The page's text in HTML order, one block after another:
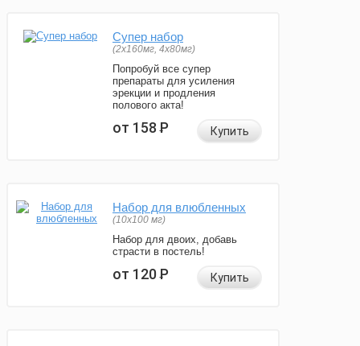
Супер набор
(2х160мг, 4х80мг)
Попробуй все супер
препараты для усиления
эрекции и продления
полового акта!
от 158Р Купить
Набор для влюбленных
(10х100 мг)
Набор для двоих, добавь
страсти в постель!
от 120Р Купить